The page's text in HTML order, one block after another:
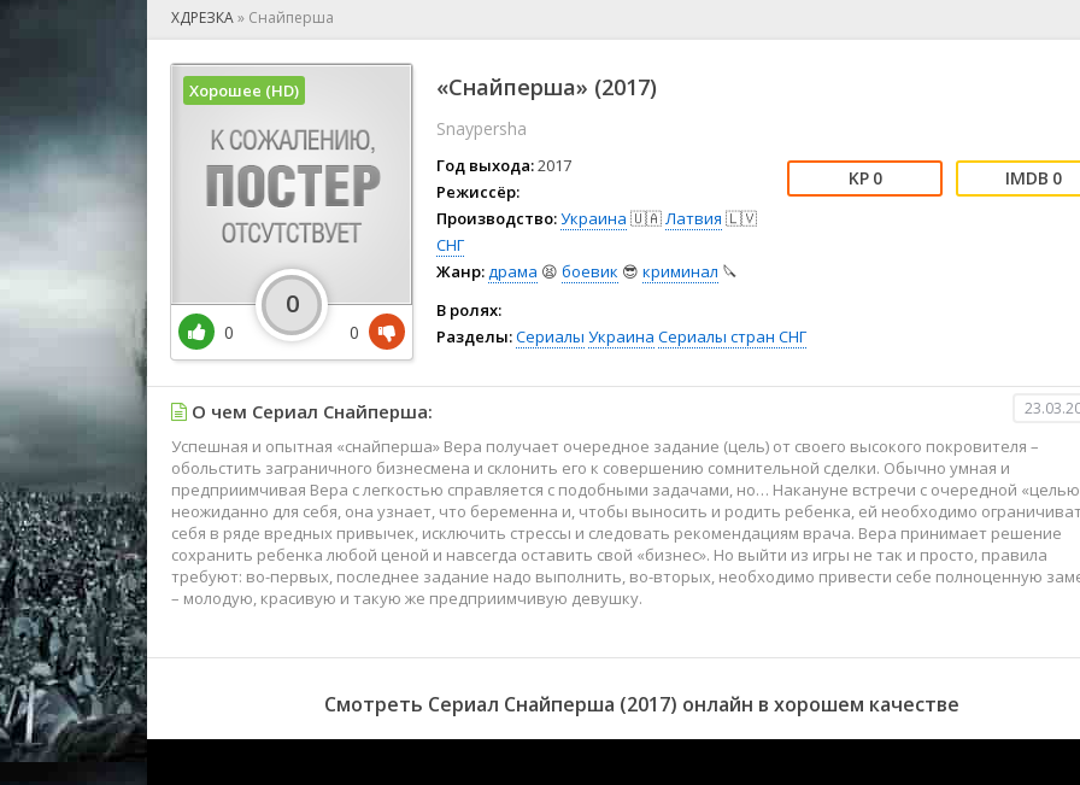
🕺 Мюзикл
👨‍💻 Реальное тв
🎤 Ток-шоу
😱 Ужасы
🧙‍♀️ Фантастика
🤠 Фильм-нуар
🧝‍♂️ Фэнтези
🏅 Церемония
ХДРЕЗКА» Снайперша
«Снайперша» (2017)
Snaypersha
Год выхода:2017
Режиссёр:
Производство:Украина 🇺🇦Латвия 🇱🇻
СНГ
Жанр:драма 😫 боевик 😎 криминал 🔪
0 0
В ролях:
Разделы:Сериалы Украина Сериалы стран СНГ
Хорошее (HD)
0
0
0
О чем Сериал Снайперша:
Успешная и опытная «снайперша» Вера получает очередное задание (цель) от своего высокого покровителя –
обольстить заграничного бизнесмена и склонить его к совершению сомнительной сделки. Обычно умная и
предприимчивая Вера с легкостью справляется с подобными задачами, но… Накануне встречи с очередной
неожиданно для себя, она узнает, что беременна и, чтобы выносить и родить ребенка, ей необходимо
себя в ряде вредных привычек, исключить стрессы и следовать рекомендациям врача. Вера принимает решение
сохранить ребенка любой ценой и навсегда оставить свой «бизнес». Но выйти из игры не так и просто, правила
требуют: во-первых, последнее задание надо выполнить, во-вторых, необходимо привести себе полноценную
– молодую, красивую и такую же предприимчивую девушку.
Смотреть Сериал Снайперша (2017) онлайн в хорошем качестве